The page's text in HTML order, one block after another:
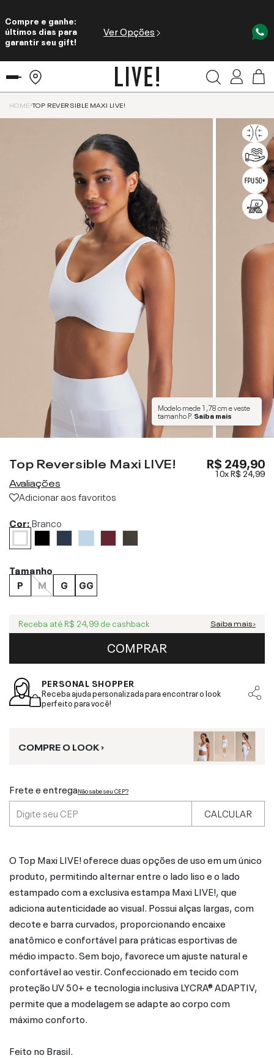
Compre e ganhe:
últimos dias para
garantir seu gift!
Ver Opções
HOME TOP REVERSIBLE MAXI LIVE!
Modelo mede1,78 cme veste
tamanhoP. Saiba mais
Top Reversible Maxi LIVE!
Avaliações
Adicionar aos favoritos
R$ 249,90
10xR$ 24,99
Cor:Branco
Tamanho
P
M G GG
Receba até R$ 24,99 de cashback Saiba mais ›
COMPRAR
PERSONAL SHOPPER
Receba ajuda personalizada para encontrar o look
perfeito para você!
COMPRE O LOOK ›
Frete e entregaNão sabe seu CEP?
CALCULAR
O Top Maxi LIVE! oferece duas opções de uso em um único
produto, permitindo alternar entre o lado liso e o lado
estampado com a exclusiva estampa Maxi LIVE!, que
adiciona autenticidade ao visual. Possui alças largas, com
decote e barra curvados, proporcionando encaixe
anatômico e confortável para práticas esportivas de
médio impacto. Sem bojo, favorece um ajuste natural e
confortável ao vestir. Confeccionado em tecido com
proteção UV 50+ e tecnologia inclusiva LYCRA® ADAPTIV,
permite que a modelagem se adapte ao corpo com
máximo conforto.
Feito no Brasil.